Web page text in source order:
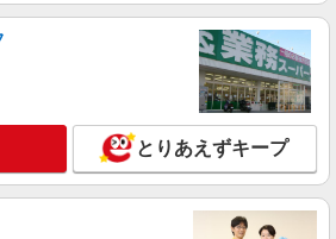
とりあえずキープ